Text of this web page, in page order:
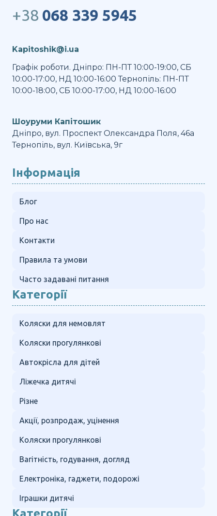
+38 068 339 5945
Kapitoshik@i.ua
Графік роботи. Дніпро: ПН-ПТ 10:00-19:00, СБ
10:00-17:00, НД 10:00-16:00 Тернопіль: ПН-ПТ
10:00-18:00, СБ 10:00-17:00, НД 10:00-16:00
Шоуруми Капітошик
Дніпро, вул. Проспект Олександра Поля, 46а
Тернопіль, вул. Київська, 9г
Інформація
Блог
Про нас
Контакти
Правила та умови
Часто задавані питання
Категорії
Коляски для немовлят
Коляски прогулянкові
Автокрісла для дітей
Ліжечка дитячі
Різне
Акції, розпродаж, уцінення
Коляски прогулянкові
Вагітність, годування, догляд
Електроніка, гаджети, подорожі
Іграшки дитячі